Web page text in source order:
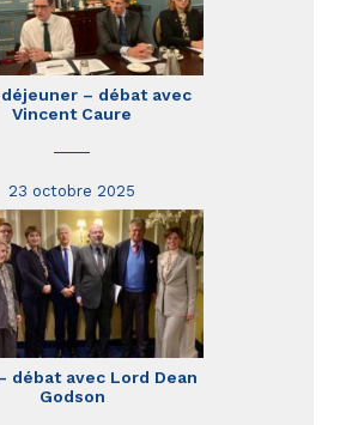
– débat avec
Vincent Caure
23 octobre 2025
débat avec Lord Dean
Godson